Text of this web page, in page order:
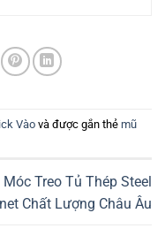
Vào và được gắn thẻ mũ
Móc Treo Tủ Thép Steel
Chất Lượng Châu Âu